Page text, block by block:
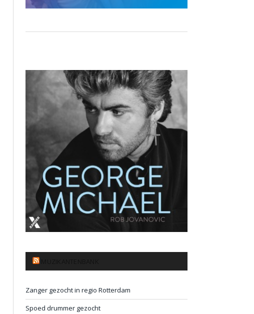
Zanger gezocht in regio Rotterdam
Spoed drummer gezocht